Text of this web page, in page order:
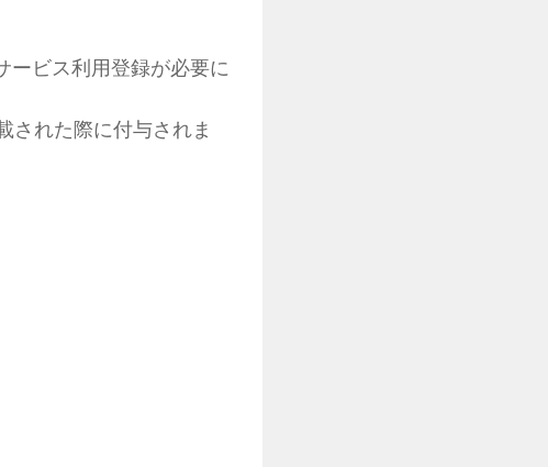
ビス利用登録が必要に
された際に付与されま